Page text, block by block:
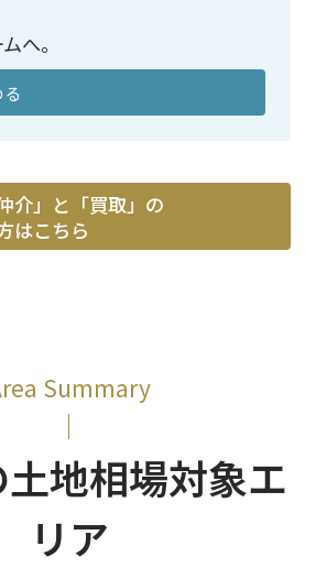
へ。
介」と「買取」の
はこちら
Summary
地相場対象エ
リア